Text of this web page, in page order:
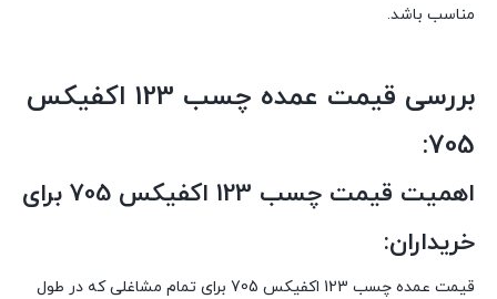
مناسب باشد.
بررسی قیمت عمده چسب 123 اکفیکس
705:
اهمیت قیمت چسب 123 اکفیکس 705 برای
خریداران:
قیمت عمده چسب 123 اکفیکس 705 برای تمام مشاغلی که در طول